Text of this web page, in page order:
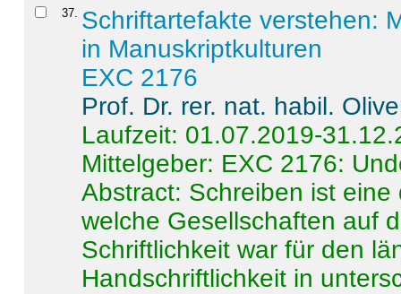
37. Schriftartefakte verstehen:
in Manuskriptkulturen
EXC 2176
Prof. Dr. rer. nat. habil.
Laufzeit: 01.07.2019-
Mittelgeber: EXC 2176:
Abstract: Schreiben ist
welche Gesellschaften auf
Schriftlichkeit war für den
Handschriftlichkeit in